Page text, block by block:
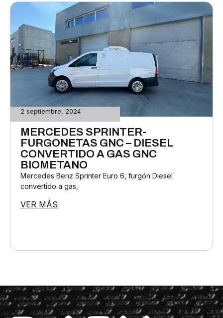
2 septiembre, 2024
MERCEDES SPRINTER-
FURGONETAS GNC – DIESEL
CONVERTIDO A GAS GNC
BIOMETANO
Mercedes Benz Sprinter Euro 6, furgón Diesel
convertido a gas,
VER MÁS